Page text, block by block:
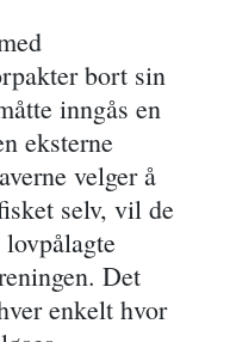
bort sin
inngås en
eksterne
velger å
selv, vil de
Det
enkelt hvor